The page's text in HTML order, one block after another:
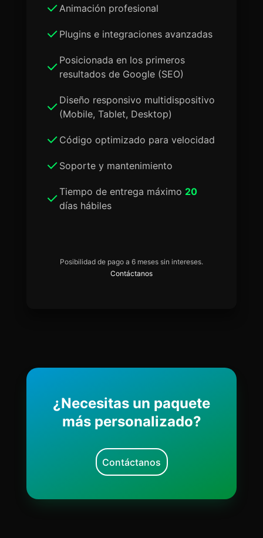
Animación profesional
Plugins e integraciones avanzadas
Posicionada en los primeros
resultados de Google (SEO)
Diseño responsivo multidispositivo
(Mobile, Tablet, Desktop)
Código optimizado para velocidad
Soporte y mantenimiento
Tiempo de entrega máximo 20
días hábiles
Posibilidad de pago a 6 meses sin intereses.
Contáctanos
¿Necesitas un paquete
más personalizado?
Contáctanos